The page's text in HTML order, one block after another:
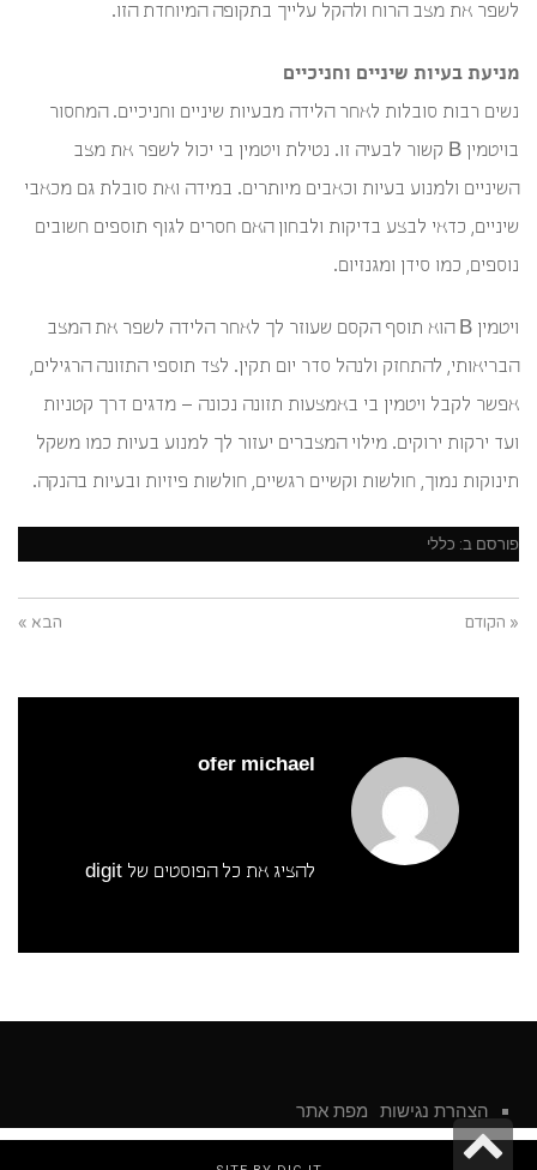
לשפר את מצב הרוח ולהקל עלייך בתקופה המיוחדת הזו.
מניעת בעיות שיניים וחניכיים
נשים רבות סובלות לאחר הלידה מבעיות שיניים וחניכיים. המחסור
בויטמין B קשור לבעיה זו. נטילת ויטמין בי יכול לשפר את מצב
השיניים ולמנוע בעיות וכאבים מיותרים. במידה ואת סובלת גם מכאבי
שיניים, כדאי לבצע בדיקות ולבחון האם חסרים לגוף תוספים חשובים
נוספים, כמו סידן ומגנזיום.
ויטמין B הוא תוסף הקסם שעוזר לך לאחר הלידה לשפר את המצב
הבריאותי, להתחזק ולנהל סדר יום תקין. לצד תוספי התזונה הרגילים,
אפשר לקבל ויטמין בי באמצעות תזונה נכונה – מדגים דרך קטניות
ועד ירקות ירוקים. מילוי המצברים יעזור לך למנוע בעיות כמו משקל
תינוקות נמוך, חולשות וקשיים רגשיים, חולשות פיזיות ובעיות בהנקה.
פורסם ב: כללי
« הקודם הבא »
ofer michael
להציג את כל הפוסטים של digit
הצהרת נגישות מפת אתר
גלילה